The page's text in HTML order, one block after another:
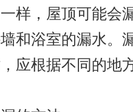
样，屋顶可能会
和浴室的漏水。
应根据不同的地